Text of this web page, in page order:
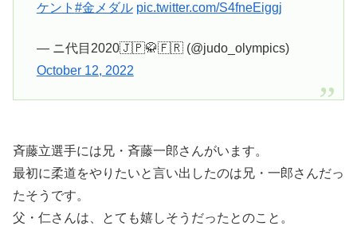
ケント #金メダル pic.twitter.com/S4fneEiggj
— ニ代目2020🇯🇵🥋🇫🇷 (@judo_olympics)
October 12, 2022
斉藤立選手には兄・斉藤一郎さんがいます。
最初に柔道をやりたいと言い出したのは兄・一郎さんだっ
たそうです。
父・仁さんは、とても嬉しそうだったとのこと。